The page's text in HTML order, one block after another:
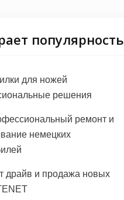
популярность
для ножей
решения
ремонт и
немецких
драйв и продажа новых